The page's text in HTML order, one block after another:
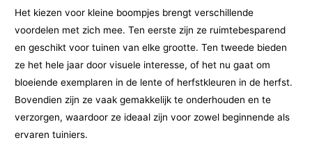
Het kiezen voor kleine boompjes brengt verschillende
voordelen met zich mee. Ten eerste zijn ze ruimtebesparend
en geschikt voor tuinen van elke grootte. Ten tweede bieden
ze het hele jaar door visuele interesse, of het nu gaat om
bloeiende exemplaren in de lente of herfstkleuren in de herfst.
Bovendien zijn ze vaak gemakkelijk te onderhouden en te
verzorgen, waardoor ze ideaal zijn voor zowel beginnende als
ervaren tuiniers.